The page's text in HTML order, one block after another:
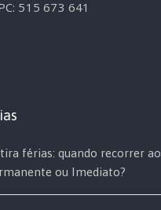
515 673 641
férias: quando recorrer ao
ou Imediato?